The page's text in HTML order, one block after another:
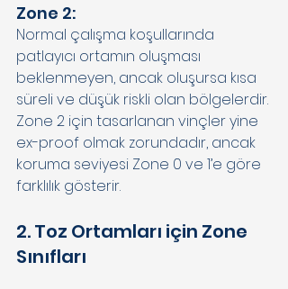
Zone 2:
Normal çalışma koşullarında
patlayıcı ortamın oluşması
beklenmeyen, ancak oluşursa kısa
süreli ve düşük riskli olan bölgelerdir.
Zone 2 için tasarlanan vinçler yine
ex-proof olmak zorundadır, ancak
koruma seviyesi Zone 0 ve 1’e göre
farklılık gösterir.
2. Toz Ortamları için Zone
Sınıfları